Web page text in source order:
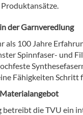
der Garnveredlung
als 100 Jahre
Spinnfaser- und
Fähigkeiten Schritt
betreibt die TVU ein